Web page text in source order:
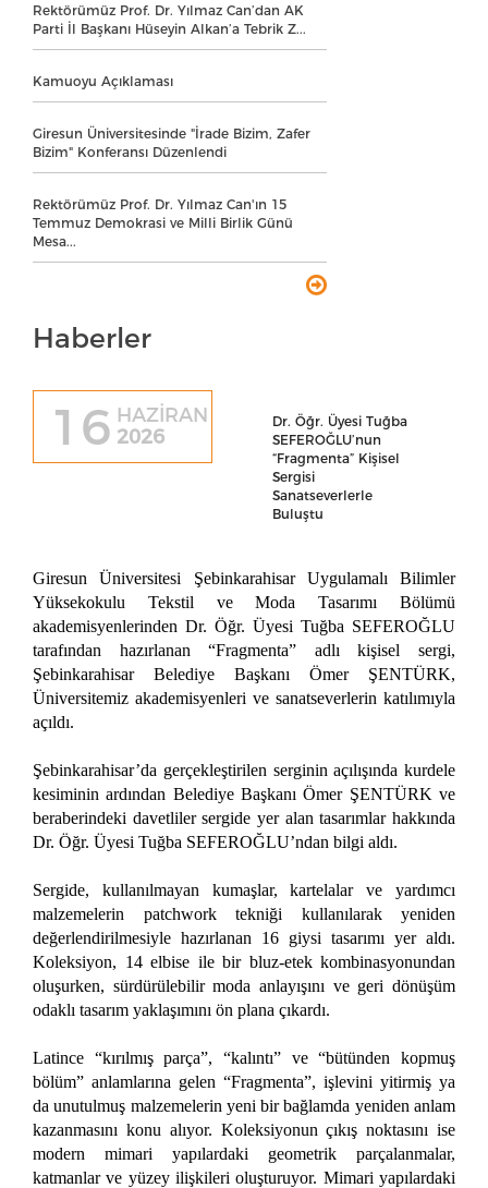
Rektörümüz Prof. Dr. Yılmaz Can’dan AK
Parti İl Başkanı Hüseyin Alkan’a Tebrik Z...
Kamuoyu Açıklaması
Giresun Üniversitesinde "İrade Bizim, Zafer
Bizim" Konferansı Düzenlendi
Rektörümüz Prof. Dr. Yılmaz Can'ın 15
Temmuz Demokrasi ve Milli Birlik Günü
Mesa...
Haberler
16 HAZİRAN
2026
Dr. Öğr. Üyesi Tuğba
SEFEROĞLU’nun
“Fragmenta” Kişisel
Sergisi
Sanatseverlerle
Buluştu
Giresun Üniversitesi Şebinkarahisar Uygulamalı Bilimler
Yüksekokulu Tekstil ve Moda Tasarımı Bölümü
akademisyenlerinden Dr. Öğr. Üyesi Tuğba SEFEROĞLU
tarafından hazırlanan “Fragmenta” adlı kişisel sergi,
Şebinkarahisar Belediye Başkanı Ömer ŞENTÜRK,
Üniversitemiz akademisyenleri ve sanatseverlerin katılımıyla
açıldı.
Şebinkarahisar’da gerçekleştirilen serginin açılışında kurdele
kesiminin ardından Belediye Başkanı Ömer ŞENTÜRK ve
beraberindeki davetliler sergide yer alan tasarımlar hakkında
Dr. Öğr. Üyesi Tuğba SEFEROĞLU’ndan bilgi aldı.
Sergide, kullanılmayan kumaşlar, kartelalar ve yardımcı
malzemelerin patchwork tekniği kullanılarak yeniden
değerlendirilmesiyle hazırlanan 16 giysi tasarımı yer aldı.
Koleksiyon, 14 elbise ile bir bluz-etek kombinasyonundan
oluşurken, sürdürülebilir moda anlayışını ve geri dönüşüm
odaklı tasarım yaklaşımını ön plana çıkardı.
Latince “kırılmış parça”, “kalıntı” ve “bütünden kopmuş
bölüm” anlamlarına gelen “Fragmenta”, işlevini yitirmiş ya
da unutulmuş malzemelerin yeni bir bağlamda yeniden anlam
kazanmasını konu alıyor. Koleksiyonun çıkış noktasını ise
modern mimari yapılardaki geometrik parçalanmalar,
katmanlar ve yüzey ilişkileri oluşturuyor. Mimari yapılardaki